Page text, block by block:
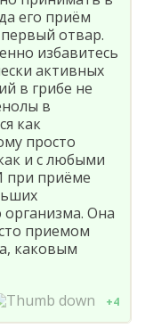
его приём
отвар.
избавитесь
активных
в грибе не
в
как
просто
и с любыми
при приёме
Она
приемом
каковым
+4